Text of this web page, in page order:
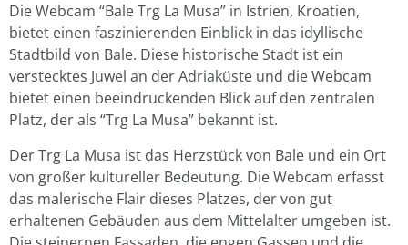
Die Webcam “Bale Trg La Musa” in Istrien, Kroatien,
bietet einen faszinierenden Einblick in das idyllische
Stadtbild von Bale. Diese historische Stadt ist ein
verstecktes Juwel an der Adriaküste und die Webcam
bietet einen beeindruckenden Blick auf den zentralen
Platz, der als “Trg La Musa” bekannt ist.
Der Trg La Musa ist das Herzstück von Bale und ein Ort
von großer kultureller Bedeutung. Die Webcam erfasst
das malerische Flair dieses Platzes, der von gut
erhaltenen Gebäuden aus dem Mittelalter umgeben ist.